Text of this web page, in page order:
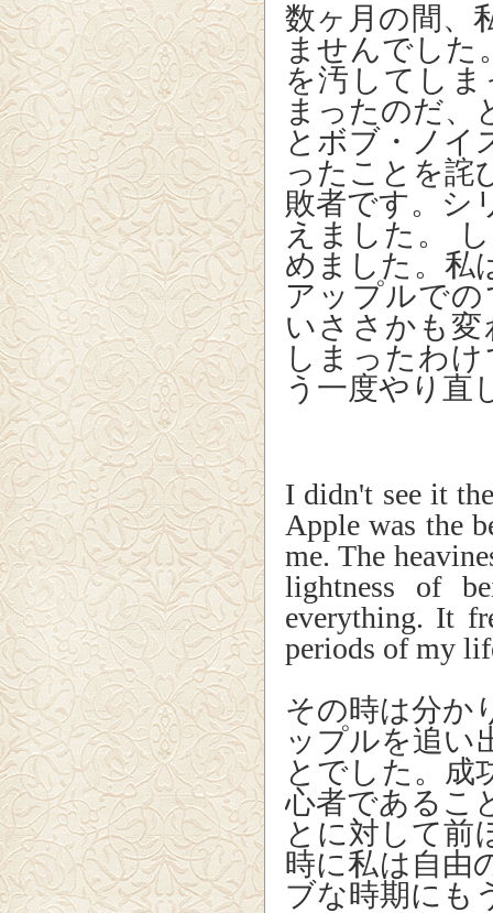
数ヶ月の間、
ませんでした
を汚してし
まったのだ、
とボブ・ノイ
ったことを詫
敗者です。シ
えました。
めました。私
アップルで
いささかも
しまったわ
う一度やり直
I didn't see it
Apple was the
me. The
lightness of
everything. It
periods of my
その時は分か
ップルを追い
とでした。成
心者であるこ
とに対して前
時に私は自由
ブな時期にも